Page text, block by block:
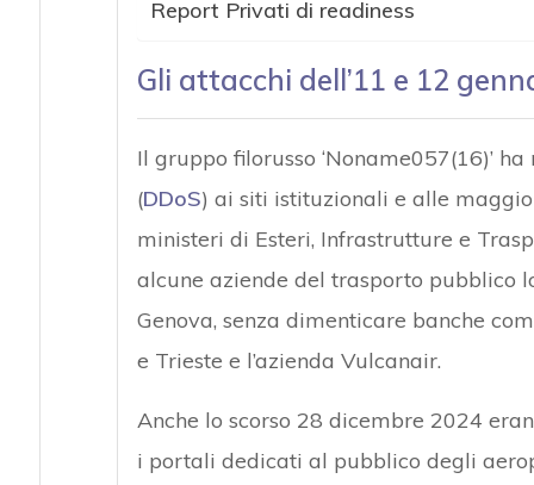
Report Privati di readiness
Gli attacchi dell’11 e 12
Il gruppo filorusso ‘Noname057(16)’
(DDoS) ai siti istituzionali e alle
ministeri di Esteri, Infrastrutture e
alcune aziende del trasporto pubblico
Genova, senza dimenticare banche
e Trieste e l’azienda Vulcanair.
Anche lo scorso 28 dicembre 2024
i portali dedicati al pubblico degli